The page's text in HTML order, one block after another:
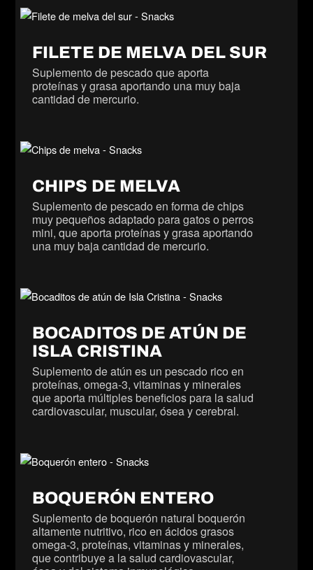
FILETE DE MELVA DEL SUR
Suplemento de pescado que aporta
proteínas y grasa aportando una muy baja
cantidad de mercurio.
CHIPS DE MELVA
Suplemento de pescado en forma de chips
muy pequeños adaptado para gatos o perros
mini, que aporta proteínas y grasa aportando
una muy baja cantidad de mercurio.
BOCADITOS DE ATÚN DE
ISLA CRISTINA
Suplemento de atún es un pescado rico en
proteínas, omega-3, vitaminas y minerales
que aporta múltiples beneficios para la salud
cardiovascular, muscular, ósea y cerebral.
BOQUERÓN ENTERO
Suplemento de boquerón natural boquerón
altamente nutritivo, rico en ácidos grasos
omega-3, proteínas, vitaminas y minerales,
que contribuye a la salud cardiovascular,